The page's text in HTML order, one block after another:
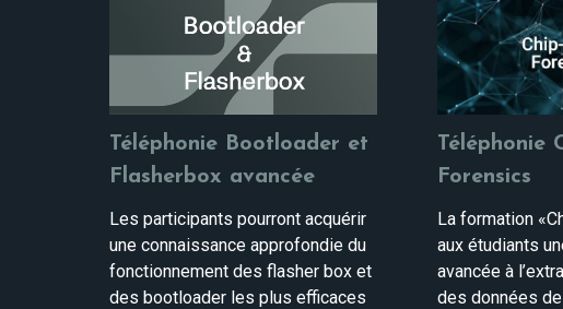
Téléphonie Bootloader et
Flasherbox avancée
Les participants pourront acquérir
une connaissance approfondie du
fonctionnement des flasher box et
des bootloader les plus efficaces
Téléphonie
Forensics
La formation
aux étudiants
avancée à
des données